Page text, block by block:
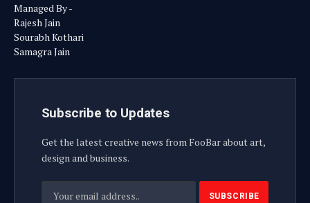
Managed By -
Rajesh Jain
Sourabh Kothari
Samagra Jain
Subscribe to Updates
Get the latest creative news from FooBar about art,
design and business.